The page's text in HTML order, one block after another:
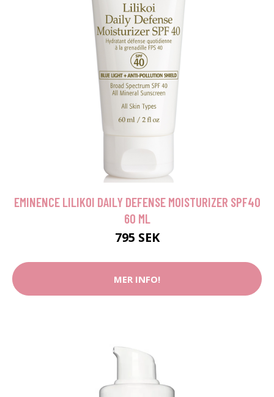
EMINENCE LILIKOI DAILY DEFENSE MOISTURIZER SPF40
60 ML
795 SEK
MER INFO!